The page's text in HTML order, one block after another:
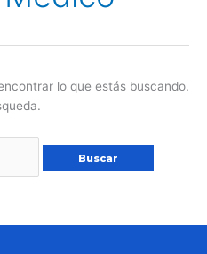
lo que estás buscando.